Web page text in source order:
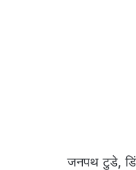
जनपथ टुडे,